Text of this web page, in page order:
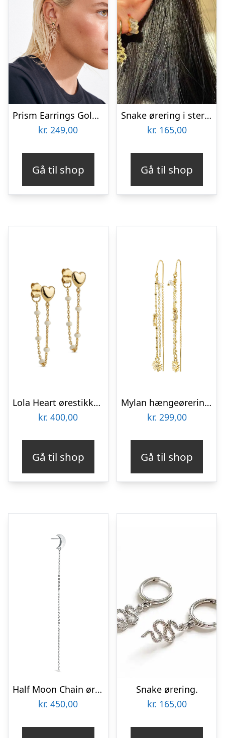
Prism Earrings Goldplated
kr. 249,00
Gå til shop
Snake ørering i sterling.
kr. 165,00
Gå til shop
Lola Heart ørestikker – Daisy/forgyldt
kr. 400,00
Gå til shop
Mylan hængeøreringe – forgyldt
kr. 299,00
Gå til shop
Half Moon Chain ørestik – sølv
kr. 450,00
Snake ørering.
kr. 165,00